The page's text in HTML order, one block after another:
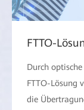
FTTO-
Durch
FTTO-Lösung
die